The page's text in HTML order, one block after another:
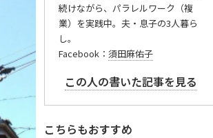
続けながら、パラレルワーク（複
業）を実践中。夫・息子の3人暮ら
し。
Facebook： 須田麻佑子
この人の書いた記事を見る
こちらもおすすめ